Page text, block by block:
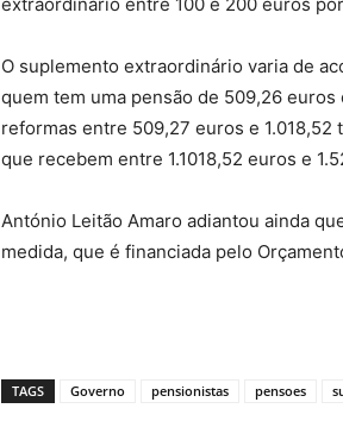
O suplemento extraordinário varia de
quem tem uma pensão de 509,26
reformas entre 509,27 euros e
que recebem entre 1.1018,52 euros e
António Leitão Amaro adiantou ainda
medida, que é financiada pelo
TAGS Governo pensionistas pensoes